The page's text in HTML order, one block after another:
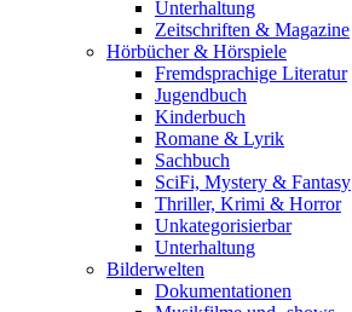
Unterhaltung
Zeitschriften & Magazine
Hörbücher & Hörspiele
Fremdsprachige Literatur
Jugendbuch
Kinderbuch
Romane & Lyrik
Sachbuch
SciFi, Mystery & Fantasy
Thriller, Krimi & Horror
Unkategorisierbar
Unterhaltung
Bilderwelten
Dokumentationen